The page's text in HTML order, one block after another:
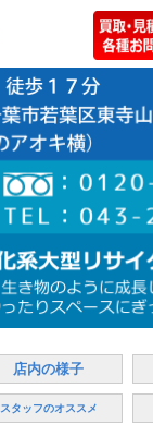
店内の様子
スタッフのオススメ